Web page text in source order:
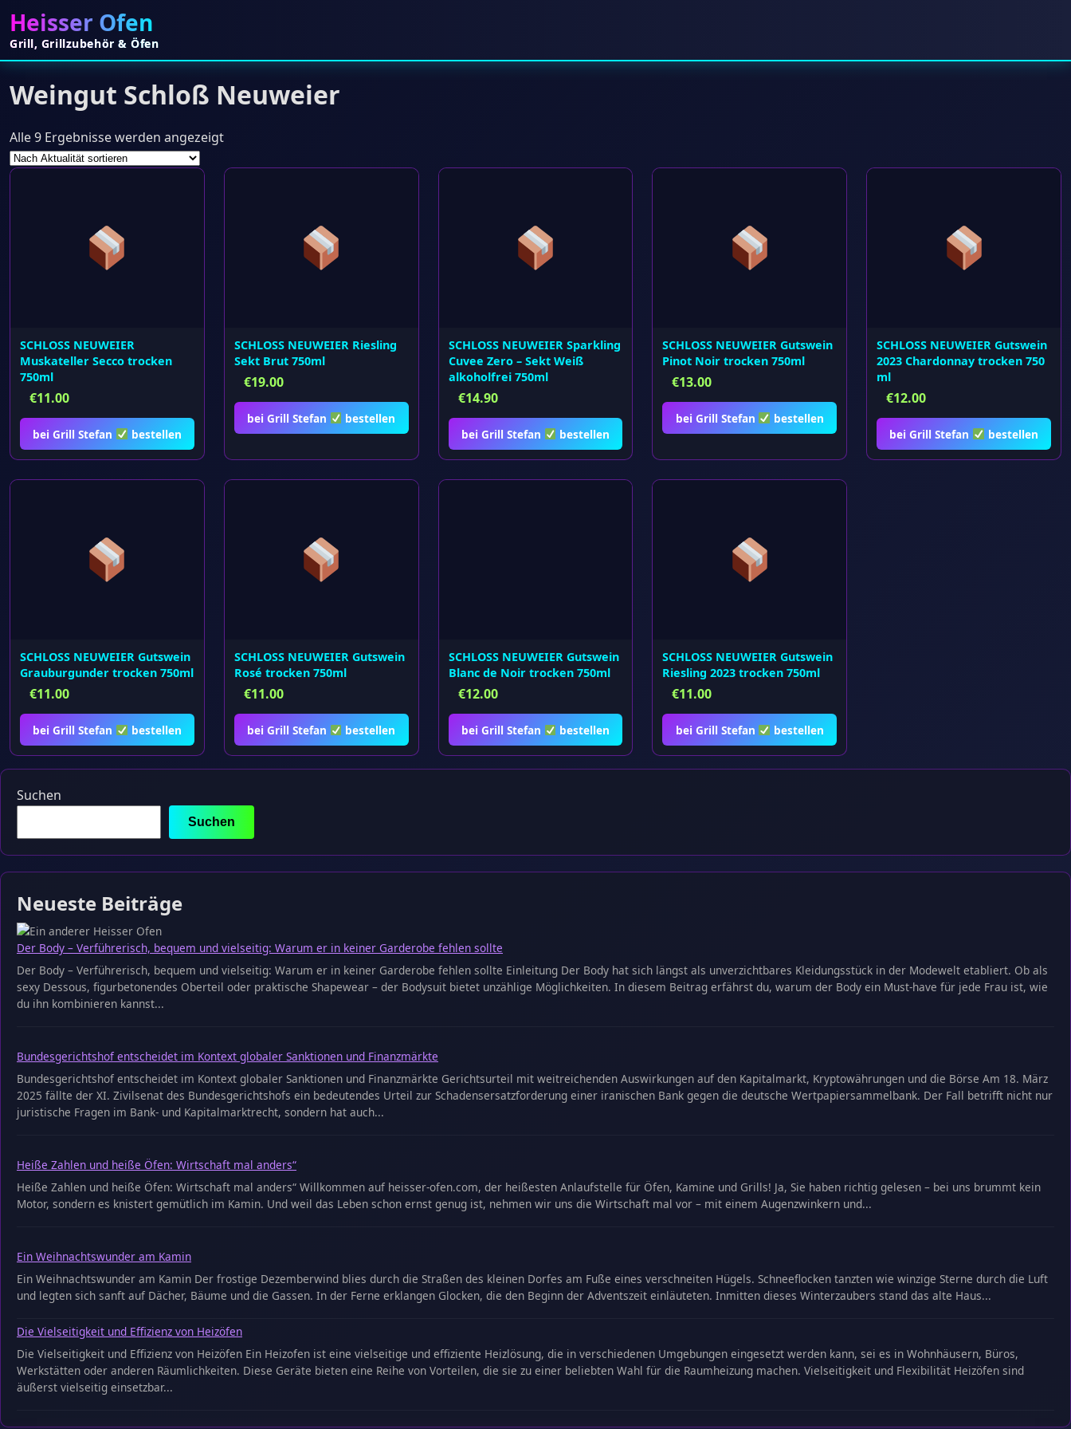
Heisser Ofen
Grill, Grillzubehör & Öfen
Weingut Schloß Neuweier
Alle 9 Ergebnisse werden angezeigtNach
sortiert
SCHLOSS NEUWEIER
Muskateller Secco trocken
750ml
€11.00
bei Grill Stefan bestellen
SCHLOSS NEUWEIER Riesling
Sekt Brut 750ml
€19.00
bei Grill Stefan bestellen
SCHLOSS NEUWEIER Sparkling
Cuvee Zero – Sekt Weiß
alkoholfrei 750ml
€14.90
bei Grill Stefan bestellen
SCHLOSS NEUWEIER Gutswein
Pinot Noir trocken 750ml
€13.00
bei Grill Stefan bestellen
SCHLOSS NEUWEIER Gutswein
2023 Chardonnay trocken 750
ml
€12.00
bei Grill Stefan bestellen
SCHLOSS NEUWEIER Gutswein
Grauburgunder trocken 750ml
€11.00
bei Grill Stefan bestellen
SCHLOSS NEUWEIER Gutswein
Rosé trocken 750ml
€11.00
bei Grill Stefan bestellen
SCHLOSS NEUWEIER Gutswein
Blanc de Noir trocken 750ml
€12.00
bei Grill Stefan bestellen
SCHLOSS NEUWEIER Gutswein
Riesling 2023 trocken 750ml
€11.00
bei Grill Stefan bestellen
Suchen
Suchen
Neueste Beiträge
Der Body – Verführerisch, bequem und vielseitig: Warum er in keiner Garderobe fehlen sollte
Der Body – Verführerisch, bequem und vielseitig: Warum er in keiner Garderobe fehlen sollte Einleitung Der Body hat sich längst als unverzichtbares Kleidungsstück in der Modewelt etabliert. Ob als
sexy Dessous, figurbetonendes Oberteil oder praktische Shapewear – der Bodysuit bietet unzählige Möglichkeiten. In diesem Beitrag erfährst du, warum der Body ein Must-have für jede Frau ist, wie
du ihn kombinieren kannst...
Bundesgerichtshof entscheidet im Kontext globaler Sanktionen und Finanzmärkte
Bundesgerichtshof entscheidet im Kontext globaler Sanktionen und Finanzmärkte Gerichtsurteil mit weitreichenden Auswirkungen auf den Kapitalmarkt, Kryptowährungen und die Börse Am 18. März
2025 fällte der XI. Zivilsenat des Bundesgerichtshofs ein bedeutendes Urteil zur Schadensersatzforderung einer iranischen Bank gegen die deutsche Wertpapiersammelbank. Der Fall betrifft nicht nur
juristische Fragen im Bank- und Kapitalmarktrecht, sondern hat auch...
Heiße Zahlen und heiße Öfen: Wirtschaft mal anders“
Heiße Zahlen und heiße Öfen: Wirtschaft mal anders“ Willkommen auf heisser-ofen.com, der heißesten Anlaufstelle für Öfen, Kamine und Grills! Ja, Sie haben richtig gelesen – bei uns brummt kein
Motor, sondern es knistert gemütlich im Kamin. Und weil das Leben schon ernst genug ist, nehmen wir uns die Wirtschaft mal vor – mit einem Augenzwinkern und...
Ein Weihnachtswunder am Kamin
Ein Weihnachtswunder am Kamin Der frostige Dezemberwind blies durch die Straßen des kleinen Dorfes am Fuße eines verschneiten Hügels. Schneeflocken tanzten wie winzige Sterne durch die Luft
und legten sich sanft auf Dächer, Bäume und die Gassen. In der Ferne erklangen Glocken, die den Beginn der Adventszeit einläuteten. Inmitten dieses Winterzaubers stand das alte Haus...
Die Vielseitigkeit und Effizienz von Heizöfen
Die Vielseitigkeit und Effizienz von Heizöfen Ein Heizofen ist eine vielseitige und effiziente Heizlösung, die in verschiedenen Umgebungen eingesetzt werden kann, sei es in Wohnhäusern, Büros,
Werkstätten oder anderen Räumlichkeiten. Diese Geräte bieten eine Reihe von Vorteilen, die sie zu einer beliebten Wahl für die Raumheizung machen. Vielseitigkeit und Flexibilität Heizöfen sind
äußerst vielseitig einsetzbar...